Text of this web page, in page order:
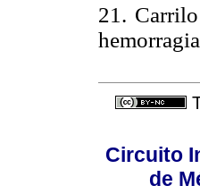
21.
Circuito
de